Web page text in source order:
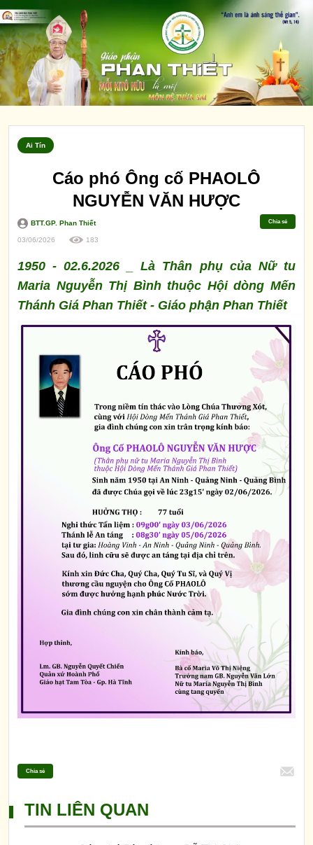
Ai Tín
Cáo phó Ông cố PHAOLÔ
NGUYỄN VĂN HƯỢC
BTT.GP. Phan Thiết
03/06/2026 183
Chia sẻ
1950 - 02.6.2026 _ Là Thân phụ của Nữ tu
Maria Nguyễn Thị Bình thuộc Hội dòng Mến
Thánh Giá Phan Thiết - Giáo phận Phan Thiết
Chia sẻ
TIN LIÊN QUAN